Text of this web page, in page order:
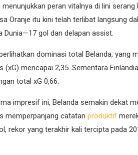
menunjukkan peran vitalnya di lini
Oranje itu kini telah terlibat langsung
Dunia—17 gol dan delapan assist.
dominasi total Belanda, yang
(xG) mencapai 2,35. Sementara
total xG 0,66.
impresif ini, Belanda semakin dekat
memperpanjang catatan produktif
rekor yang terakhir kali tercipta pada